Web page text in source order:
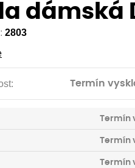
dámská
2803
Termín
Termín
Termín
Termín